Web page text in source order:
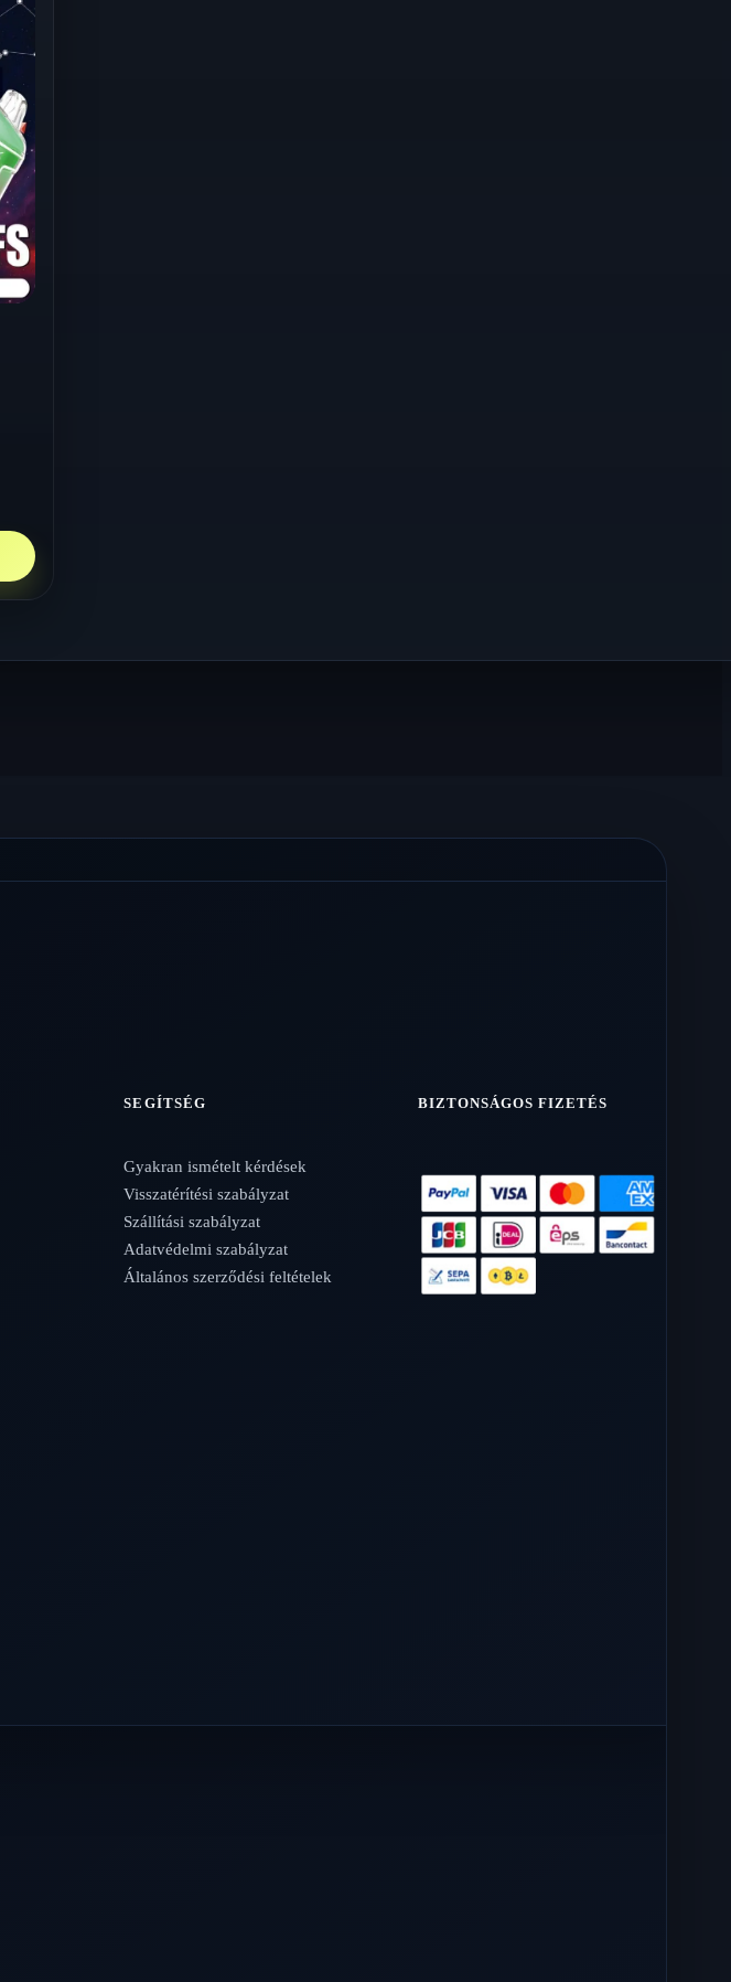
SEGÍTSÉG
Gyakran ismételt kérdések
Visszatérítési szabályzat
Szállítási szabályzat
Adatvédelmi szabályzat
Általános szerződési feltételek
BIZTONSÁGOS FIZETÉS